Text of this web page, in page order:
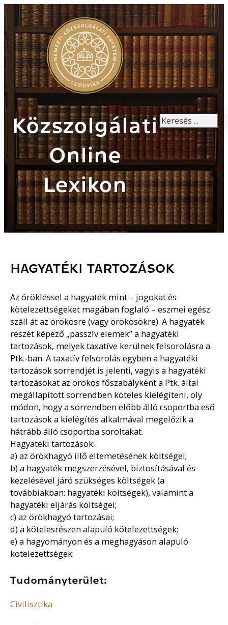
Közszolgálati
Online
Lexikon
Keresés
HAGYATÉKI TARTOZÁSOK
Az örökléssel a hagyaték mint – jogokat és
kötelezettségeket magában foglaló – eszmei egész
száll át az örökösre (vagy örökösökre). A hagyaték
részét képező „passzív elemek” a hagyatéki
tartozások, melyek taxatíve kerülnek felsorolásra a
Ptk.-ban. A taxatív felsorolás egyben a hagyatéki
tartozások sorrendjét is jelenti, vagyis a hagyatéki
tartozásokat az örökös főszabályként a Ptk. által
megállapított sorrendben köteles kielégíteni, oly
módon, hogy a sorrendben előbb álló csoportba eső
tartozások a kielégítés alkalmával megelőzik a
hátrább álló csoportba soroltakat.
Hagyatéki tartozások:
a) az örökhagyó illő eltemetésének költségei;
b) a hagyaték megszerzésével, biztosításával és
kezelésével járó szükséges költségek (a
továbbiakban: hagyatéki költségek), valamint a
hagyatéki eljárás költségei;
c) az örökhagyó tartozásai;
d) a kötelesrészen alapuló kötelezettségek;
e) a hagyományon és a meghagyáson alapuló
kötelezettségek.
Tudományterület:
Civilisztika